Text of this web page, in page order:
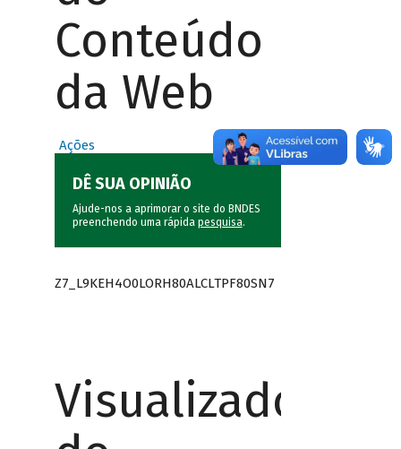
Conteúdo
da Web
Ações
DÊ SUA OPINIÃO
Ajude-nos a aprimorar o site do BNDES
preenchendo uma rápida pesquisa.
Z7_L9KEH4O0LORH80ALCLTPF80SN7
Visualizador